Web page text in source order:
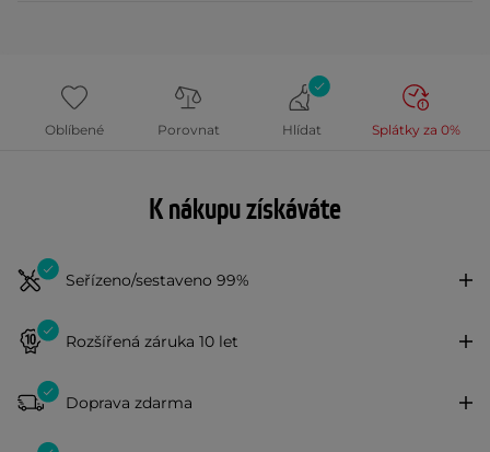
Oblíbené Porovnat Hlídat Splátky za 0%
K nákupu získáváte
Seřízeno/sestaveno 99%
Rozšířená záruka 10 let
Doprava zdarma